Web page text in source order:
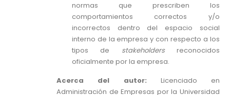
normas que prescriben los
comportamientos correctos y/o
incorrectos dentro del espacio social
interno de la empresa y con respecto a los
tipos de stakeholdersreconocidos
oficialmente por la empresa.
Acerca del autor: Licenciado en
Administración de Empresas por la Universidad